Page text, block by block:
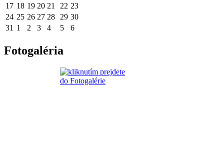
17 18 19 20 21 22 23
24 25 26 27 28 29 30
31 1 2 3 4 5 6
Fotogaléria